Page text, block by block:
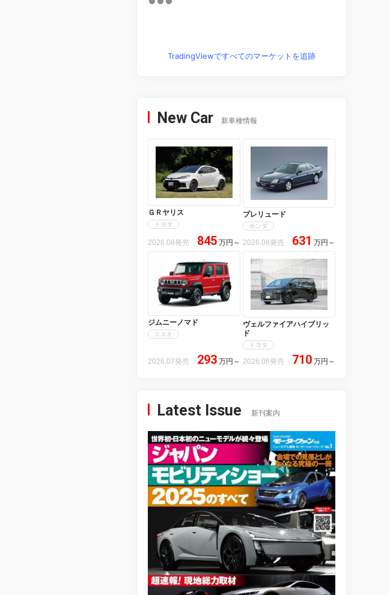
TradingViewですべてのマーケットを追跡
New Car 新車種情報
ＧＲヤリス
トヨタ
2026.08発売 845 万円 ～
プレリュード
ホンダ
2026.08発売 631 万円 ～
ジムニーノマド
スズキ
2026.07発売 293 万円 ～
ヴェルファイアハイブリッ
ド
トヨタ
2026.06発売 710 万円 ～
Latest Issue 新刊案内